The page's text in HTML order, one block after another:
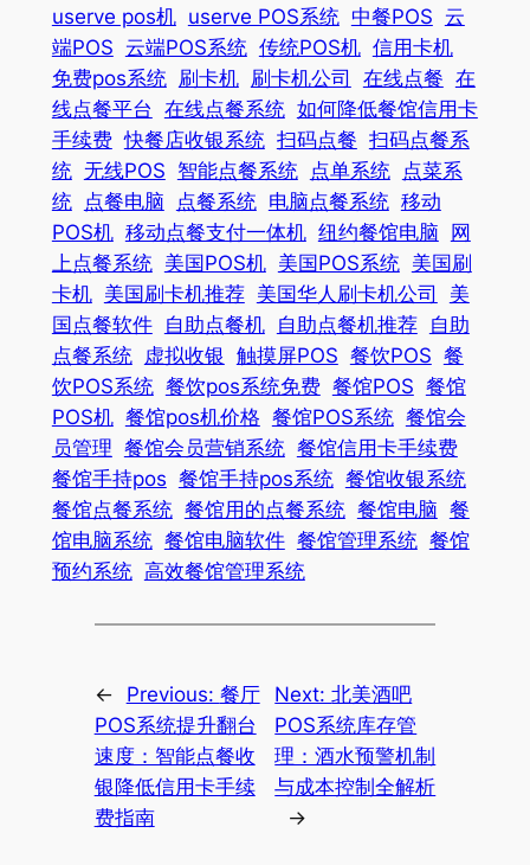
userve pos机 userve POS系统 中餐POS 云
端POS 云端POS系统 传统POS机 信用卡机
免费pos系统 刷卡机 刷卡机公司 在线点餐 在
线点餐平台 在线点餐系统 如何降低餐馆信用卡
手续费 快餐店收银系统 扫码点餐 扫码点餐系
统 无线POS 智能点餐系统 点单系统
点菜系
统
点餐电脑 点餐系统 电脑点餐系统 移动
POS机 移动点餐支付一体机 纽约餐馆电脑
网
上点餐系统 美国POS机 美国POS系统 美国刷
卡机 美国刷卡机推荐 美国华人刷卡机公司
美
国点餐软件
自助点餐机 自助点餐机推荐
自助
点餐系统 虚拟收银 触摸屏POS 餐饮POS 餐
饮POS系统 餐饮pos系统免费 餐馆POS 餐馆
POS机 餐馆pos机价格 餐馆POS系统 餐馆会
员管理 餐馆会员营销系统 餐馆信用卡手续费
餐馆手持pos 餐馆手持pos系统 餐馆收银系统
餐馆点餐系统 餐馆用的点餐系统 餐馆电脑 餐
馆电脑系统 餐馆电脑软件 餐馆管理系统 餐馆
预约系统 高效餐馆管理系统
← Previous: 餐厅
POS系统提升翻台
速度：智能点餐收
银降低信用卡手续
费指南
Next:北美酒吧
POS系统库存管
理：酒水预警机制
与成本控制全解析
→